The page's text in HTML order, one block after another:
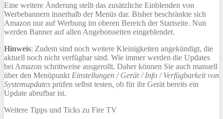
Eine weitere Änderung stellt das zusätzliche Einblenden von
Werbebannern innerhalb der Menüs dar. Bisher beschränkte sich
Amazon nur auf Werbung im oberen Bereich der Startseite. Nun
werden Banner auf allen Angebotsseiten eingeblendet.
Hinweis: Zudem sind noch weitere Kleinigkeiten angekündigt, die
aktuell noch nicht verfügbar sind. Wie immer werden die Updates
bei Amazon schrittweise ausgerollt. Daher können Sie auch manuell
über den Menüpunkt Einstellungen / Gerät / Info / Verfügbarkeit von
Systemupdates prüfen selbst testen, ob für ihr Gerät bereits ein
Update abrufbar ist.
Weitere Tipps und Ticks zu Fire TV